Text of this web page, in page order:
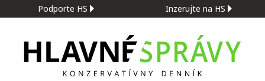
Podporte HS Inzerujte na HS